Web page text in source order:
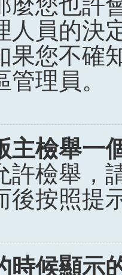
人員的決
果您不確
理員。
主檢舉一
許檢舉，
後按照提
時候顯示